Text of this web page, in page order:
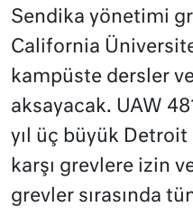
Sendika yönetimi
California
kampüste dersler
aksayacak. UAW
yıl üç büyük
karşı grevlere izin
grevler sırasında